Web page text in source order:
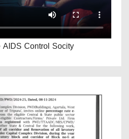
Control Socity